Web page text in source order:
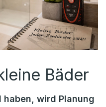
Bäder
haben, wird Planung